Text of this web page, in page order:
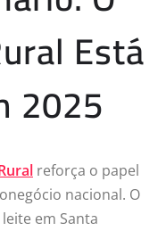
Está
2025
reforça o papel
nacional. O
em Santa